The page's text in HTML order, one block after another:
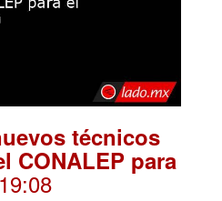
técnicos
CONALEP para